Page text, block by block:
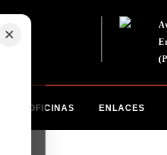
×
OFICINAS ENLACES